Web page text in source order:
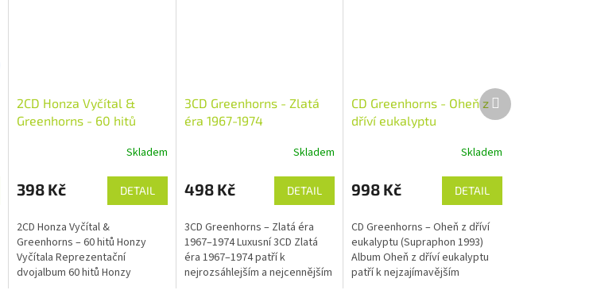
2CD Honza Vyčítal &
Greenhorns - 60 hitů
Skladem
398 Kč DETAIL
2CD Honza Vyčítal &
Greenhorns – 60 hitů Honzy
Vyčítala Reprezentační
dvojalbum 60 hitů Honzy
3CD Greenhorns - Zlatá
éra 1967-1974
Skladem
498 Kč DETAIL
3CD Greenhorns – Zlatá éra
1967–1974 Luxusní 3CD Zlatá
éra 1967–1974 patří k
nejrozsáhlejším a nejcennějším
CD Greenhorns - Oheň z
dříví eukalyptu
produktu
je
z
5
hvězdiček.
Skladem
998 Kč DETAIL
CD Greenhorns – Oheň z dříví
eukalyptu (Supraphon 1993)
Album Oheň z dříví eukalyptu
patří k nejzajímavějším
Další
produkt